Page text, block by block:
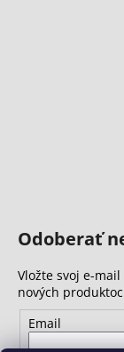
Odoberať
Vložte svoj e-
nových
Email